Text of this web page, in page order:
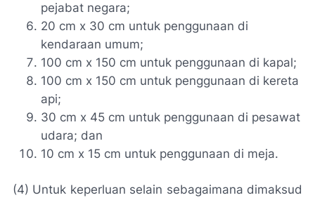
pejabat negara;
20 cm x 30 cm untuk penggunaan di
kendaraan umum;
100 cm x 150 cm untuk penggunaan di kapal;
100 cm x 150 cm untuk penggunaan di kereta
api;
30 cm x 45 cm untuk penggunaan di pesawat
udara; dan
10 cm x 15 cm untuk penggunaan di meja.
(4) Untuk keperluan selain sebagaimana dimaksud